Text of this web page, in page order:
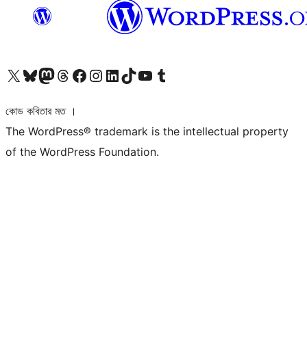
আমাদের X (আগের টুইটার) অ্যাকাউন্টে যানআমাদের Bluesky অ্যাকাউন্টটি দেখুনআমাদের মাস্টোডন অ্যাকাউন্টটি দেখুনআমাদের থ্রেডস অ্যাকাউন্টটি দেখুনআমাদের ফেসবুক পেজ দেখুনআমাদের ইন্সটাগ্রাম অ্যাকাউন্ট দেখুনআমাদের লিঙ্কডইন অ্যাকাউন্টে যানআমাদের TikTok অ্যাকাউন্টটি দেখুনআমাদের ইউটিউব চ্যানেলে যান আমাদের টাম্বলার অ্যাকাউন্ট দেখুন
কোড কবিতার মত ।
The WordPress® trademark is the intellectual property
of the WordPress Foundation.